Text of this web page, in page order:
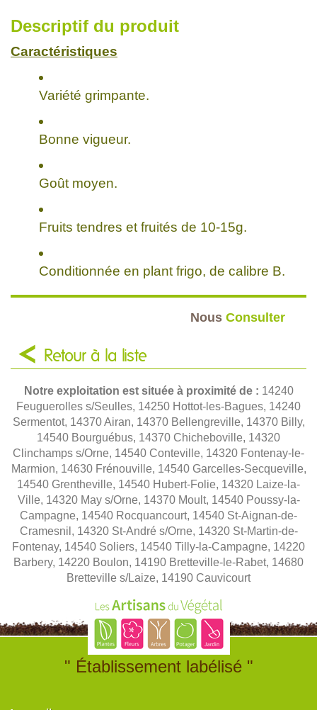
Descriptif du produit
Caractéristiques
Variété grimpante.
Bonne vigueur.
Goût moyen.
Fruits tendres et fruités de 10-15g.
Conditionnée en plant frigo, de calibre B.
Nous Consulter
Retour à la liste
Notre exploitation est située à proximité de : 14240
Feuguerolles s/Seulles, 14250 Hottot-les-Bagues, 14240
Sermentot, 14370 Airan, 14370 Bellengreville, 14370 Billy,
14540 Bourguébus, 14370 Chicheboville, 14320
Clinchamps s/Orne, 14540 Conteville, 14320 Fontenay-le-
Marmion, 14630 Frénouville, 14540 Garcelles-Secqueville,
14540 Grentheville, 14540 Hubert-Folie, 14320 Laize-la-
Ville, 14320 May s/Orne, 14370 Moult, 14540 Poussy-la-
Campagne, 14540 Rocquancourt, 14540 St-Aignan-de-
Cramesnil, 14320 St-André s/Orne, 14320 St-Martin-de-
Fontenay, 14540 Soliers, 14540 Tilly-la-Campagne, 14220
Barbery, 14220 Boulon, 14190 Bretteville-le-Rabet, 14680
Bretteville s/Laize, 14190 Cauvicourt
" Établissement labélisé "